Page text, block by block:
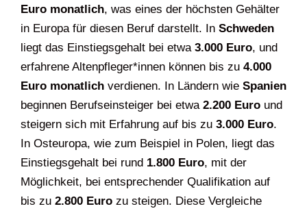
Euro monatlich, was eines der höchsten Gehälter
in Europa für diesen Beruf darstellt. In Schweden
liegt das Einstiegsgehalt bei etwa 3.000 Euro, und
erfahrene Altenpfleger*innen können bis zu 4.000
Euro monatlich verdienen. In Ländern wie Spanien
beginnen Berufseinsteiger bei etwa 2.200 Euro und
steigern sich mit Erfahrung auf bis zu 3.000 Euro.
In Osteuropa, wie zum Beispiel in Polen, liegt das
Einstiegsgehalt bei rund 1.800 Euro, mit der
Möglichkeit, bei entsprechender Qualifikation auf
bis zu 2.800 Euro zu steigen. Diese Vergleiche